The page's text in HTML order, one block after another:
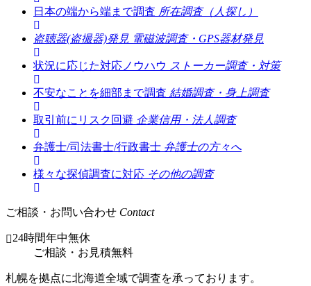
日本の端から端まで調査 所在調査（人探し）
盗聴器(盗撮器)発見 電磁波調査・GPS器材発見
状況に応じた対応ノウハウ ストーカー調査・対策
不安なことを細部まで調査 結婚調査・身上調査
取引前にリスク回避 企業信用・法人調査
弁護士/司法書士/行政書士 弁護士の方々へ
様々な探偵調査に対応 その他の調査
ご相談・お問い合わせ Contact
24時間年中無休
ご相談 ・ お見積無料
札幌を拠点に北海道全域で調査を承っております。